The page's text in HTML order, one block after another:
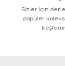
Sizler için
popüler